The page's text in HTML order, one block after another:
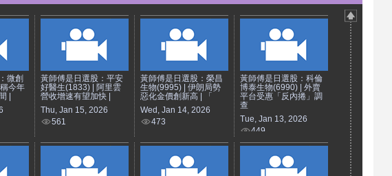
微創
今年
|
黃師傅是日選股：平安
好醫生(1833) | 阿里雲
營收增速有望加快 |
Thu, Jan 15, 2026
561
黃師傅是日選股：榮昌
生物(9995) | 伊朗局勢
惡化金價創新高 | 「
Wed, Jan 14, 2026
473
黃師傅是日選股：科倫
博泰生物(6990) | 外賣
平台受惠「反內捲」調
查
Tue, Jan 13, 2026
449